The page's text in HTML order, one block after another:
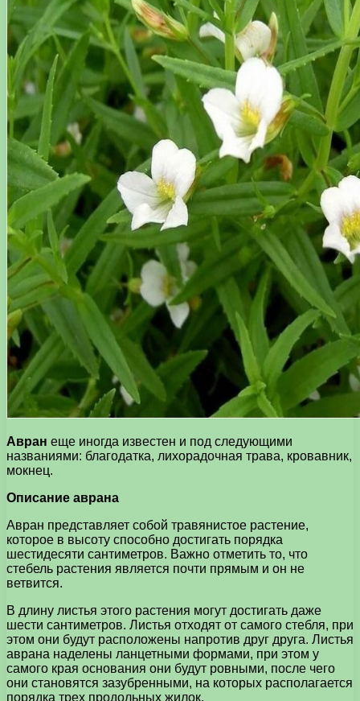
Авран еще иногда известен и под следующими
названиями: благодатка, лихорадочная трава, кровавник,
мокнец.
Описание аврана
Авран представляет собой травянистое растение,
которое в высоту способно достигать порядка
шестидесяти сантиметров. Важно отметить то, что
стебель растения является почти прямым и он не
ветвится.
В длину листья этого растения могут достигать даже
шести сантиметров. Листья отходят от самого стебля, при
этом они будут расположены напротив друг друга. Листья
аврана наделены ланцетными формами, при этом у
самого края основания они будут ровными, после чего
они становятся зазубренными, на которых располагается
порядка трех продольных жилок.